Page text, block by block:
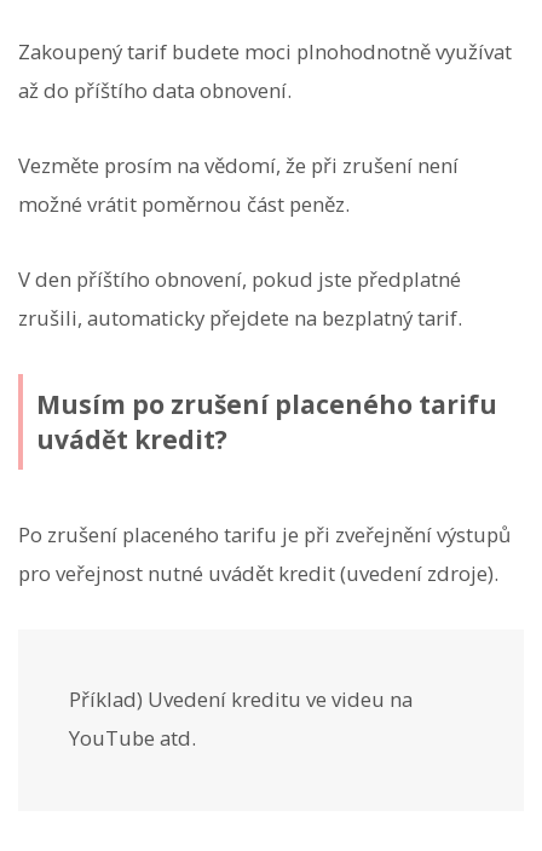
Zakoupený tarif budete moci plnohodnotně využívat
až do příštího data obnovení.
Vezměte prosím na vědomí, že při zrušení není
možné vrátit poměrnou část peněz.
V den příštího obnovení, pokud jste předplatné
zrušili, automaticky přejdete na bezplatný tarif.
Musím po zrušení placeného tarifu
uvádět kredit?
Po zrušení placeného tarifu je při zveřejnění výstupů
pro veřejnost nutné uvádět kredit (uvedení zdroje).
Příklad) Uvedení kreditu ve videu na
YouTube atd.